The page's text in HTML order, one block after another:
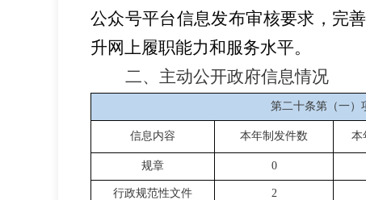
公众号平台信息发布审核要求，完
升网上履职能力和服务水平。
二、主动公开政府信息情况
第二十条第（一）
信息内容 本年制发件数 本
规章 0
行政规范性文件 2